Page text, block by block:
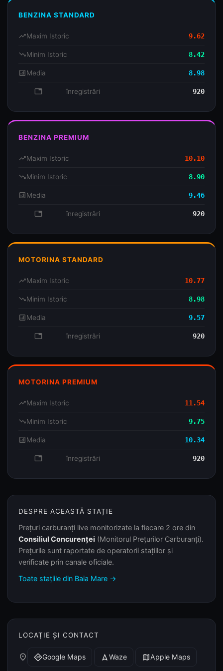
BENZINA STANDARD
trending_upMaxim Istoric 9.62
trending_downMinim Istoric 8.42
analyticsMedia 8.98
database înregistrări 920
BENZINA PREMIUM
trending_upMaxim Istoric 10.10
trending_downMinim Istoric 8.90
analyticsMedia 9.46
database înregistrări 920
MOTORINA STANDARD
trending_upMaxim Istoric 10.77
trending_downMinim Istoric 8.98
analyticsMedia 9.57
database înregistrări 920
MOTORINA PREMIUM
trending_upMaxim Istoric 11.54
trending_downMinim Istoric 9.75
analyticsMedia 10.34
database înregistrări 920
DESPRE ACEASTĂ STAȚIE
Prețuri carburanți live monitorizate la fiecare 2 ore din
Consiliul Concurenței (Monitorul Prețurilor Carburanți).
Prețurile sunt raportate de operatorii stațiilor și
verificate prin canale oficiale.
Toate stațiile din Baia Mare →
LOCAȚIE ȘI CONTACT
place directionsGoogle Maps navigation Waze mapApple Maps